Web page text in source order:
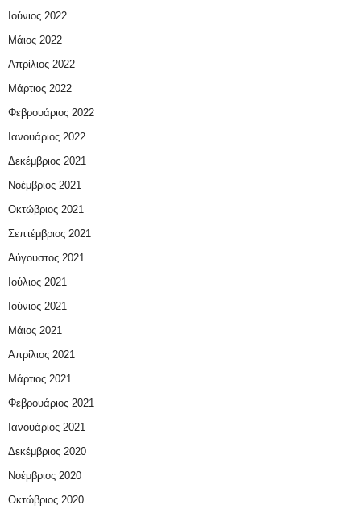
Ιούνιος 2022
Μάιος 2022
Απρίλιος 2022
Μάρτιος 2022
Φεβρουάριος 2022
Ιανουάριος 2022
Δεκέμβριος 2021
Νοέμβριος 2021
Οκτώβριος 2021
Σεπτέμβριος 2021
Αύγουστος 2021
Ιούλιος 2021
Ιούνιος 2021
Μάιος 2021
Απρίλιος 2021
Μάρτιος 2021
Φεβρουάριος 2021
Ιανουάριος 2021
Δεκέμβριος 2020
Νοέμβριος 2020
Οκτώβριος 2020